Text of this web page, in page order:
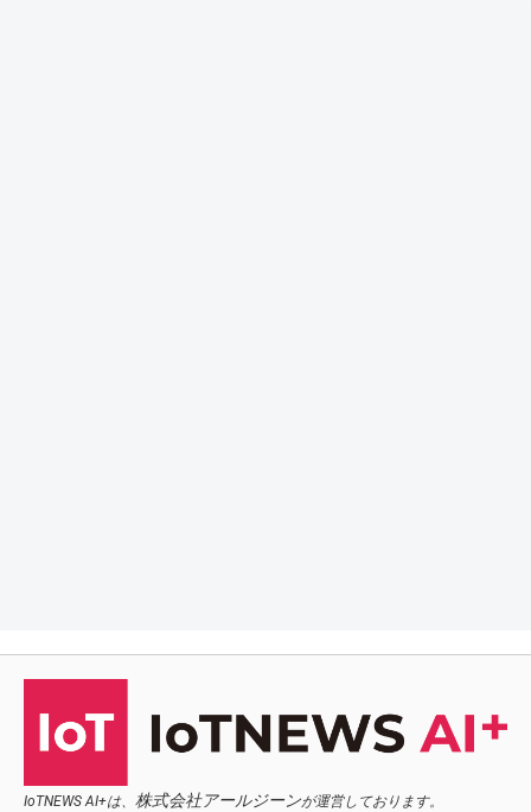
IoTNEWS AI+は、 株式会社アールジーンが運営しております。